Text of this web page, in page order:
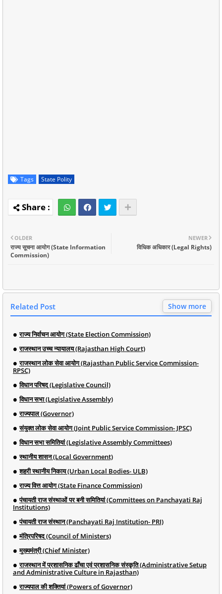
Tags State Polity
NEWER
विधिक अधिकार (Legal Rights)
OLDER
राज्य सूचना आयोग (State Information
Commission)
Related Post Show more
राज्य निर्वाचन आयोग (State Election Commission)
राजस्थान उच्च न्यायालय (Rajasthan High Court)
राजस्थान लोक सेवा आयोग (Rajasthan Public Service Commission-
RPSC)
विधान परिषद (Legislative Council)
विधान सभा (Legislative Assembly)
राज्यपाल (Governor)
संयुक्त लोक सेवा आयोग (Joint Public Service Commission- JPSC)
विधान सभा समितियां (Legislative Assembly Committees)
स्थानीय शासन (Local Government)
शहरी स्थानीय निकाय (Urban Local Bodies- ULB)
राज्य वित्त आयोग (State Finance Commission)
पंचायती राज संस्थाओं पर बनी समितियां (Committees on Panchayati Raj
Institutions)
पंचायती राज संस्थान (Panchayati Raj Institution- PRI)
मंत्रिपरिषद (Council of Ministers)
मुख्यमंत्री (Chief Minister)
राजस्थान में प्रशासनिक ढाँचा एवं प्रशासनिक संस्कृति (Administrative Setup
and Administrative Culture in Rajasthan)
राज्यपाल की शक्तियां (Powers of Governor)